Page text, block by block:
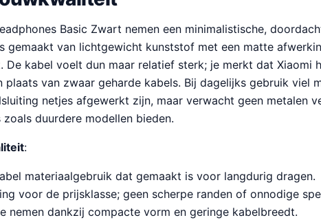
Basic Zwart nemen een minimalistische,
gemaakt van lichtgewicht kunststof met een matte
De kabel voelt dun maar relatief sterk; je merkt dat Xiaomi
plaats van zwaar geharde kabels. Bij dagelijks gebruik viel
netjes afgewerkt zijn, maar verwacht geen metalen
duurdere modellen bieden.
:
materiaalgebruik dat gemaakt is voor langdurig dragen.
voor de prijsklasse; geen scherpe randen of onnodige
nemen dankzij compacte vorm en geringe kabelbreedt.